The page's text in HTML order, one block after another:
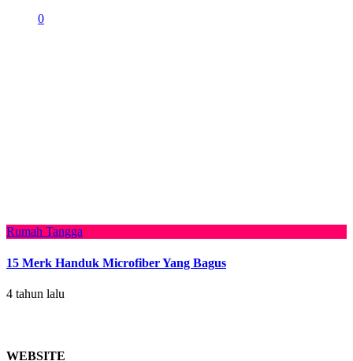
0
Rumah Tangga
15 Merk Handuk Microfiber Yang Bagus
4 tahun lalu
WEBSITE